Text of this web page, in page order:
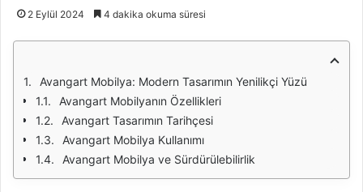
2 Eylül 2024 4 dakika okuma süresi
Avangart Mobilya: Modern Tasarımın Yenilikçi Yüzü
Avangart Mobilyanın Özellikleri
Avangart Tasarımın Tarihçesi
Avangart Mobilya Kullanımı
Avangart Mobilya ve Sürdürülebilirlik